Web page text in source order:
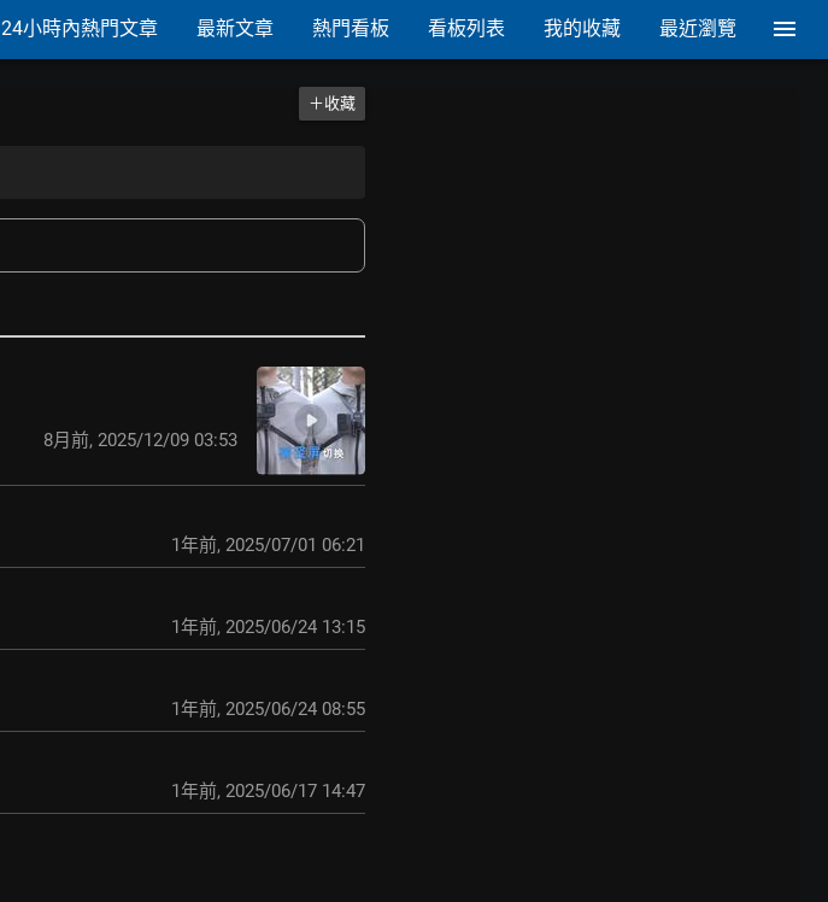
24小時內熱門文章 最新文章 熱門看板 看板列表 我的收藏 最近瀏覽
＋收藏
8月前, 2025/12/09 03:53
1年前, 2025/07/01 06:21
1年前, 2025/06/24 13:15
1年前, 2025/06/24 08:55
1年前, 2025/06/17 14:47